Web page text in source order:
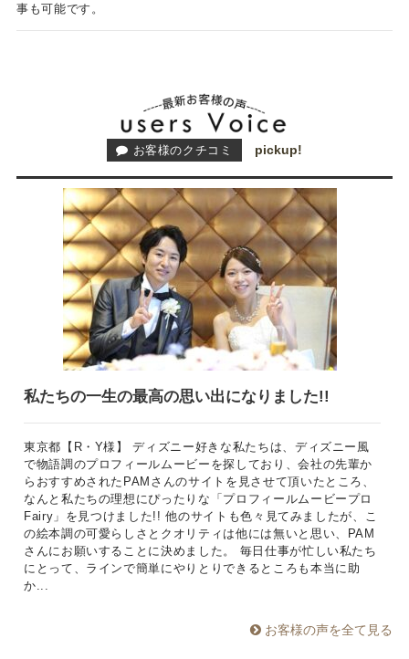
事も可能です。
お客様のクチコミ pickup!
私たちの一生の最高の思い出になりました!!
東京都【R・Y様】 ディズニー好きな私たちは、ディズニー風
で物語調のプロフィールムービーを探しており、会社の先輩か
らおすすめされたPAMさんのサイトを見させて頂いたところ、
なんと私たちの理想にぴったりな「プロフィールムービープロ
Fairy」を見つけました!! 他のサイトも色々見てみましたが、こ
の絵本調の可愛らしさとクオリティは他には無いと思い、PAM
さんにお願いすることに決めました。 毎日仕事が忙しい私たち
にとって、ラインで簡単にやりとりできるところも本当に助
か...
お客様の声を全て見る